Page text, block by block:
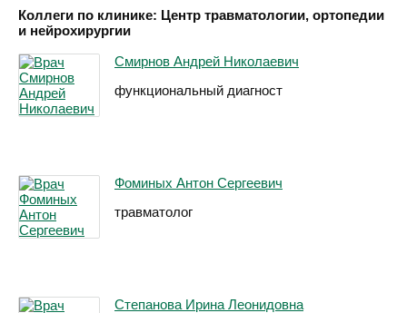
Коллеги по клинике: Центр травматологии, ортопедии
и нейрохирургии
Смирнов Андрей Николаевич
функциональный диагност
Фоминых Антон Сергеевич
травматолог
Степанова Ирина Леонидовна